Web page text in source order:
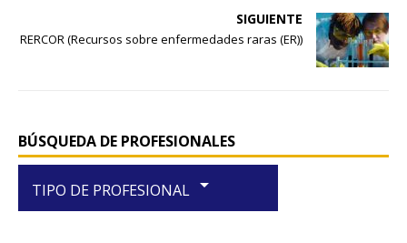
SIGUIENTE
RERCOR (Recursos sobre enfermedades raras (ER))
BÚSQUEDA DE PROFESIONALES
TIPO DE PROFESIONAL arrow_drop_down